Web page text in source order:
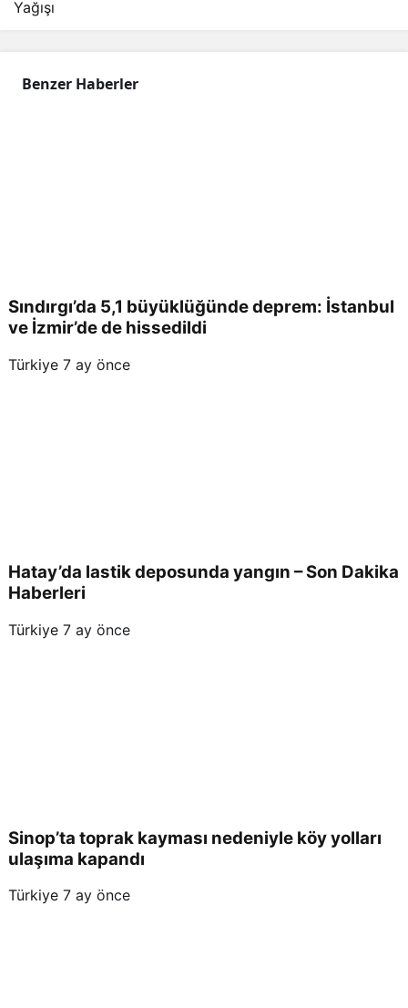
or.
Yağışı
Benzer Haberler
Sındırgı’da 5,1 büyüklüğünde deprem: İstanbul
ve İzmir’de de hissedildi
Türkiye 7 ay önce
Hatay’da lastik deposunda yangın – Son Dakika
Haberleri
Türkiye 7 ay önce
Sinop’ta toprak kayması nedeniyle köy yolları
ulaşıma kapandı
Türkiye 7 ay önce